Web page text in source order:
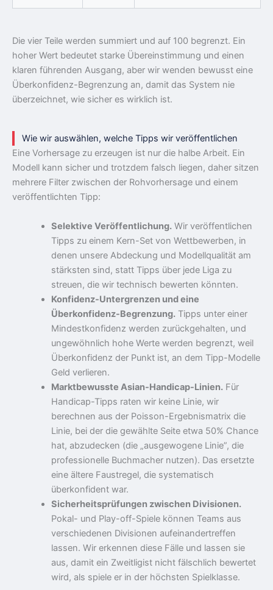
Die vier Teile werden summiert und auf 100 begrenzt. Ein
hoher Wert bedeutet starke Übereinstimmung und einen
klaren führenden Ausgang, aber wir wenden bewusst eine
Überkonfidenz-Begrenzung an, damit das System nie
überzeichnet, wie sicher es wirklich ist.
Wie wir auswählen, welche Tipps wir veröffentlichen
Eine Vorhersage zu erzeugen ist nur die halbe Arbeit. Ein
Modell kann sicher und trotzdem falsch liegen, daher sitzen
mehrere Filter zwischen der Rohvorhersage und einem
veröffentlichten Tipp:
Selektive Veröffentlichung.Wir veröffentlichen
Tipps zu einem Kern-Set von Wettbewerben, in
denen unsere Abdeckung und Modellqualität am
stärksten sind, statt Tipps über jede Liga zu
streuen, die wir technisch bewerten könnten.
Konfidenz-Untergrenzen und eine
Überkonfidenz-Begrenzung.Tipps unter einer
Mindestkonfidenz werden zurückgehalten, und
ungewöhnlich hohe Werte werden begrenzt, weil
Überkonfidenz der Punkt ist, an dem Tipp-Modelle
Geld verlieren.
Marktbewusste Asian-Handicap-Linien.Für
Handicap-Tipps raten wir keine Linie, wir
berechnen aus der Poisson-Ergebnismatrix die
Linie, bei der die gewählte Seite etwa 50% Chance
hat, abzudecken (die „ausgewogene Linie”, die
professionelle Buchmacher nutzen). Das ersetzte
eine ältere Faustregel, die systematisch
überkonfident war.
Sicherheitsprüfungen zwischen Divisionen.
Pokal- und Play-off-Spiele können Teams aus
verschiedenen Divisionen aufeinandertreffen
lassen. Wir erkennen diese Fälle und lassen sie
aus, damit ein Zweitligist nicht fälschlich bewertet
wird, als spiele er in der höchsten Spielklasse.